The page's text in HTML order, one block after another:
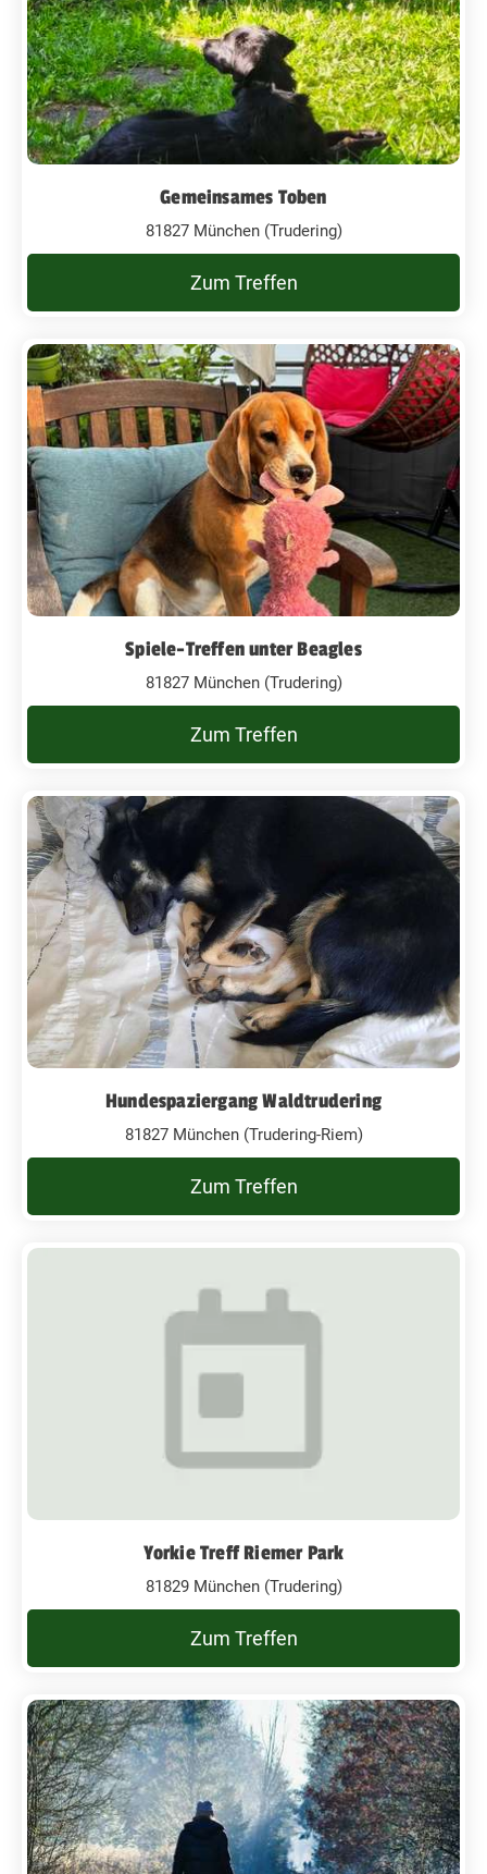
Gemeinsames Toben
81827 München (Trudering)
Zum Treffen
Spiele-Treffen unter Beagles
81827 München (Trudering)
Zum Treffen
Hundespaziergang Waldtrudering
81827 München (Trudering-Riem)
Zum Treffen
Yorkie Treff Riemer Park
81829 München (Trudering)
Zum Treffen